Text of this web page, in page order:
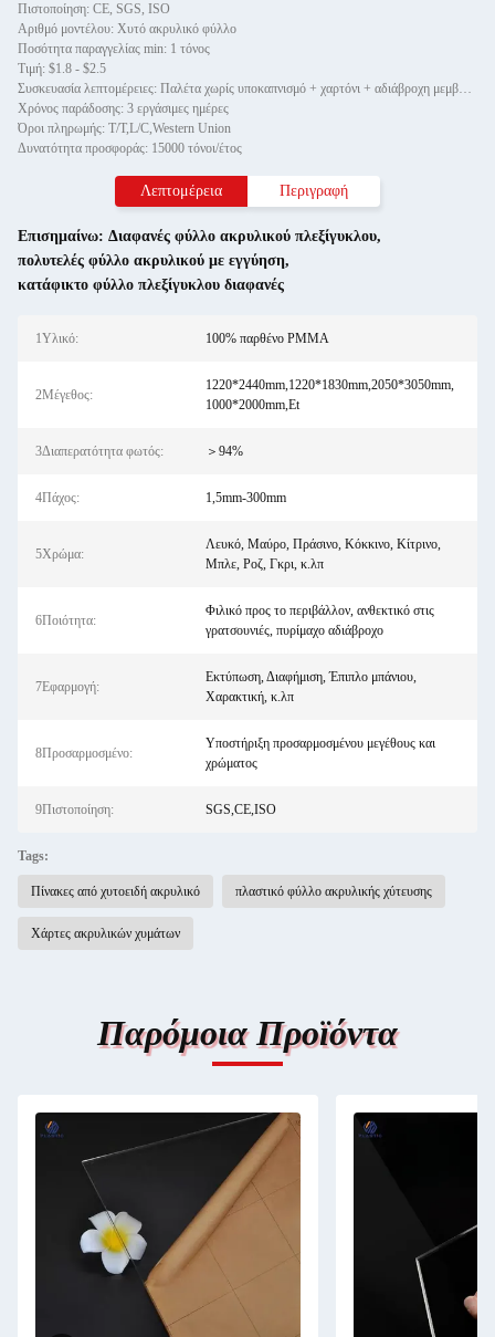
Πιστοποίηση: CE, SGS, ISO
Αριθμό μοντέλου: Χυτό ακρυλικό φύλλο
Ποσότητα παραγγελίας min: 1 τόνος
Τιμή: $1.8 - $2.5
Συσκευασία λεπτομέρειες: Παλέτα χωρίς υποκαπνισμό + χαρτόνι + αδιάβροχη μεμβράνη
Χρόνος παράδοσης: 3 εργάσιμες ημέρες
Όροι πληρωμής: T/T,L/C,Western Union
Δυνατότητα προσφοράς: 15000 τόνοι/έτος
Λεπτομέρεια Περιγραφή
Επισημαίνω: Διαφανές φύλλο ακρυλικού πλεξίγυκλου,
πολυτελές φύλλο ακρυλικού με εγγύηση,
κατάφικτο φύλλο πλεξίγυκλου διαφανές
1Υλικό: 100% παρθένο PMMA
2Μέγεθος:
1220*2440mm,1220*1830mm,2050*3050mm,
1000*2000mm,Et
3Διαπερατότητα φωτός: ＞94%
4Πάχος: 1,5mm-300mm
5Χρώμα:
Λευκό, Μαύρο, Πράσινο, Κόκκινο, Κίτρινο,
Μπλε, Ροζ, Γκρι, κ.λπ
6Ποιότητα:
Φιλικό προς το περιβάλλον, ανθεκτικό στις
γρατσουνιές, πυρίμαχο αδιάβροχο
7Εφαρμογή:
Εκτύπωση, Διαφήμιση, Έπιπλο μπάνιου,
Χαρακτική, κ.λπ
8Προσαρμοσμένο:
Υποστήριξη προσαρμοσμένου μεγέθους και
χρώματος
9Πιστοποίηση: SGS,CE,ISO
Tags:
Πίνακες από χυτοειδή ακρυλικό πλαστικό φύλλο ακρυλικής χύτευσης
Χάρτες ακρυλικών χυμάτων
Παρόμοια Προϊόντα